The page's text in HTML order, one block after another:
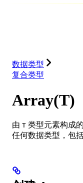
数据类型
复合类型
Array(T)
由 T 类型元素构成
任何数据类型，包括